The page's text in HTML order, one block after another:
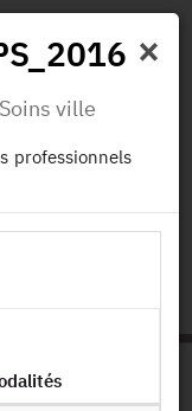
×
Soins ville
professionnels